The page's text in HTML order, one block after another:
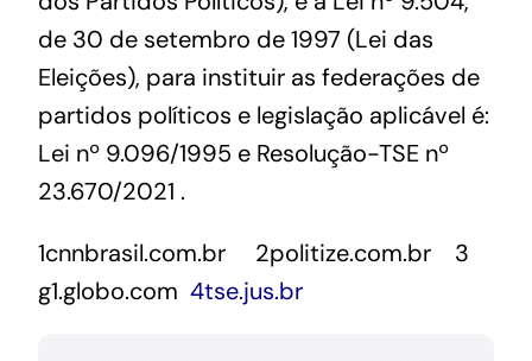
de 30 de setembro de 1997 (Lei das
Eleições), para instituir as federações de
partidos políticos e legislação aplicável é:
Lei nº 9.096/1995 e Resolução-TSE nº
23.670/2021 .
1cnnbrasil.com.br 2politize.com.br
3
g1.globo.com 4tse.jus.br